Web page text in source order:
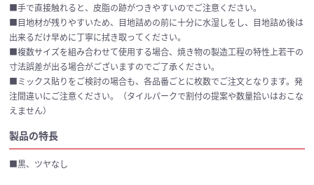
■手で直接触れると、皮脂の跡がつきやすいのでご注意ください。
■目地材が残りやすいため、目地詰めの前に十分に水湿しをし、目地詰め後は
出来るだけ早めに丁寧に拭き取ってください。
■複数サイズを組み合わせて使用する場合、焼き物の製造工程の特性上若干の
寸法誤差が出る場合がございますのでご了承ください。
■ミックス貼りをご検討の場合も、各品番ごとに枚数でご注文となります。発
注間違いにご注意ください。（タイルパークで割付の提案や数量拾いはおこな
えません）
製品の特長
■黒、ツヤなし